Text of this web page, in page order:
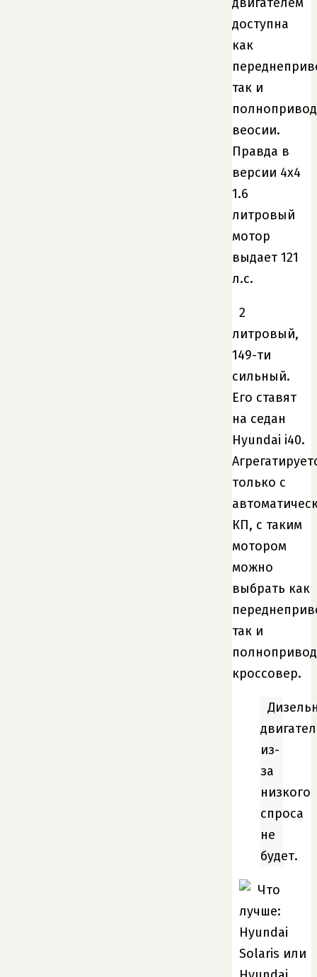
доступна
как
так и
веосии.
Правда в
версии 4х4
1.6
литровый
мотор
выдает 121
л.с.
2
литровый,
149-ти
сильный.
Его ставят
на седан
Hyundai i40.
только с
КП, с таким
мотором
можно
выбрать как
так и
кроссовер.
из-
за
низкого
спроса
не
будет.